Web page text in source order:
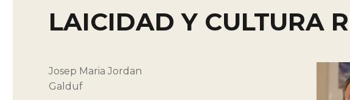
LAICIDAD Y CULTURA
Autor
Josep Maria Jordan
Galduf